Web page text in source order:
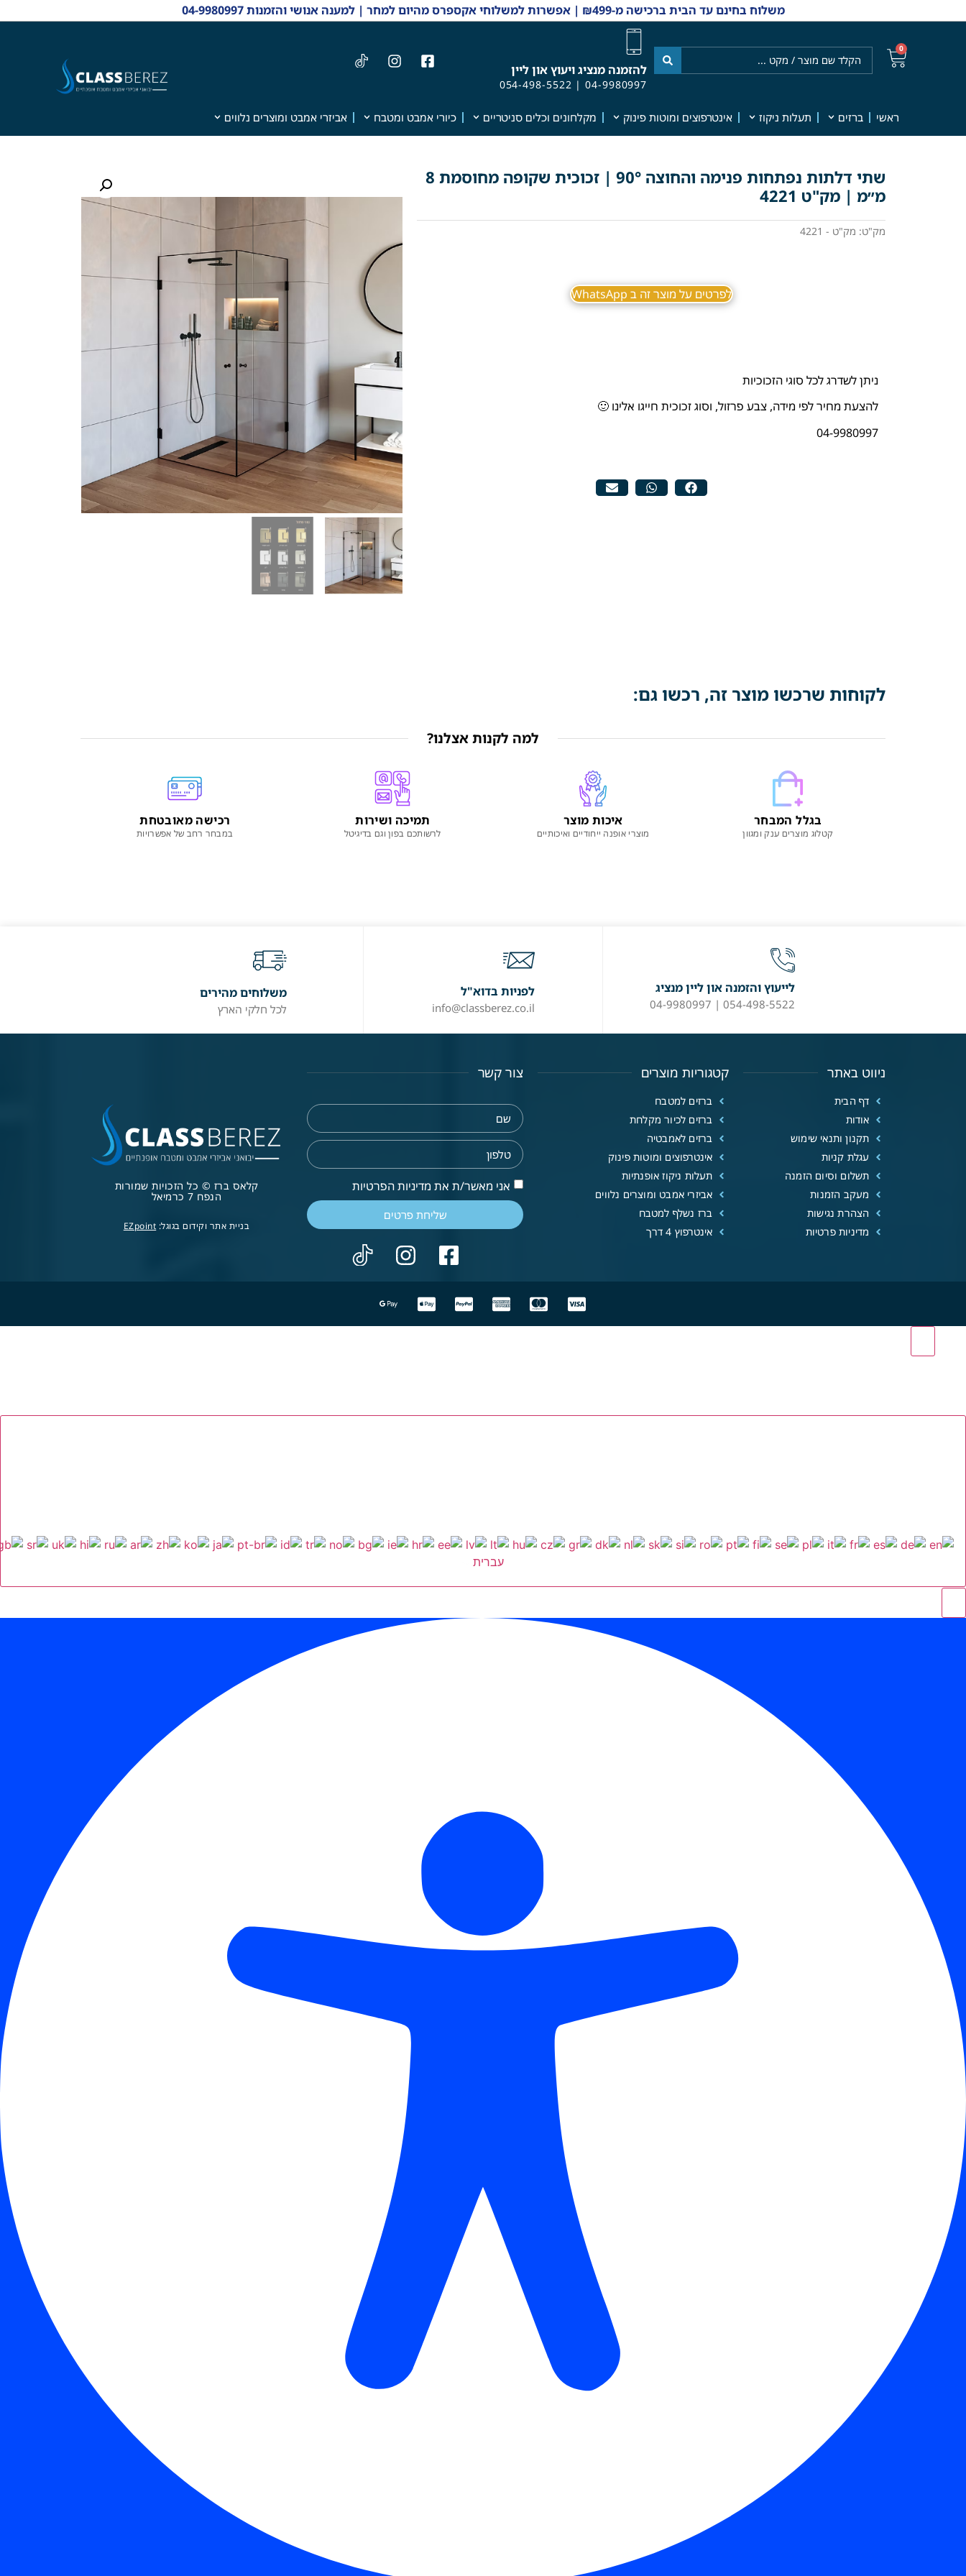
משלוח בחינם עד הבית ברכישה מ-₪499 | אפשרות למשלוחי אקספרס מהיום למחר | למענה אנושי והזמנות 04-9980997
0
להזמנה מנציג ויעוץ און ליין
04-9980997
|
054-498-5522
ראשי ברזים תעלות ניקוז אינטרפוצים ומוטות פינוק מקלחונים וכלים סניטריים כיורי אמבט ומטבח אביזרי אמבט ומוצרים נלווים
שתי דלתות נפתחות פנימה והחוצה 90° | זכוכית שקופה מחוסמת 8
מ״מ | מק"ט 4221
מק"ט: מק"ט - 4221
לפרטים על מוצר זה ב WhatsApp
ניתן לשדרג לכל סוגי הזכוכיות
להצעת מחיר לפי מידה, צבע פרזול, וסוג זכוכית חייגו אלינו 🙂
04-9980997
לקוחות שרכשו מוצר זה, רכשו גם:
למה לקנות אצלנו?
בגלל המבחר
קטלוג מוצרים ענק ומגוון
איכות מוצר
מוצרי אופנה ייחודיים ואיכותיים
תמיכה ושירות
לרשותכם בפון וגם בדיגיטל
רכישה מאובטחת
במבחר רחב של אפשרויות
לייעוץ והזמנה און ליין מנציג
054-498-5522 | 04-9980997
לפניות בדוא"ל
info@classberez.co.il
משלוחים מהירים
לכל חלקי הארץ
ניווט באתר
דף הבית
אודות
תקנון ותנאי שימוש
עגלת קניות
תשלום וסיום הזמנה
מעקב הזמנות
הצהרת נגישות
מדיניות פרטיות
קטגוריות מוצרים
ברזים למטבח
ברזים לכיור מקלחת
ברזים לאמבטיה
אינטרפוצים ומוטות פינוק
תעלות ניקוז אופנתיות
אביזרי אמבט ומוצרים נלווים
ברז נשלף למטבח
אינטרפוץ 4 דרך
צור קשר
אני מאשר/ת את מדיניות הפרטיות
שליחת פרטים
קלאס ברז © כל הזכויות שמורות
הנפח 7 כרמיאל
בניית אתר וקידום בגוגל: EZpoint
עברית